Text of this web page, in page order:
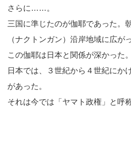
さらに……。
三国に準じたのが伽耶であった。
（ナクトンガン）沿岸地域に広が
この伽耶は日本と関係が深かった。
日本では、３世紀から４世紀にか
があった。
それは今では「ヤマト政権」と呼